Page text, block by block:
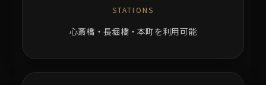
STATIONS
心斎橋・長堀橋・本町を利用可能